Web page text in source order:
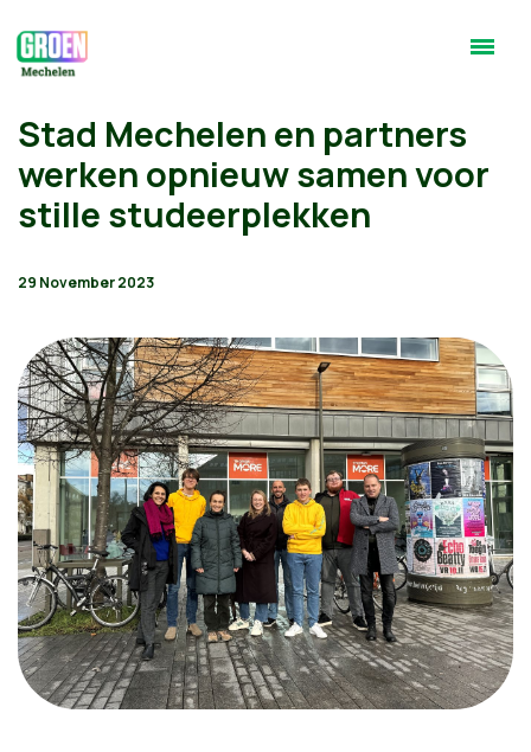
Stad Mechelen en partners
werken opnieuw samen voor
stille studeerplekken
29 November 2023